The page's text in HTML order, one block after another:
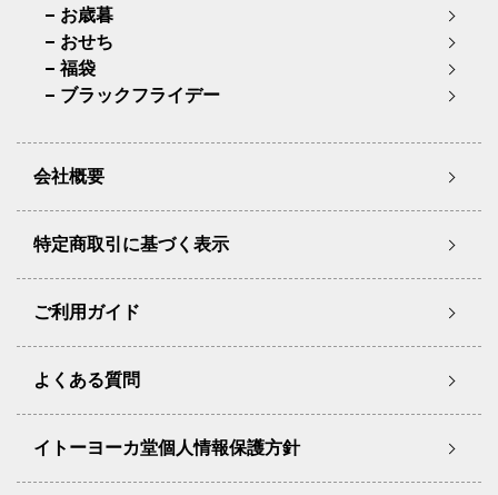
お歳暮
おせち
福袋
ブラックフライデー
会社概要
特定商取引に基づく表示
ご利用ガイド
よくある質問
イトーヨーカ堂個人情報保護方針